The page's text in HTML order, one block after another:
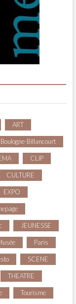
ART
Boulogne-Billancourt
CLIP
CULTURE
EXPO
JEUNESSE
Paris
SCENE
THEATRE
Tourisme